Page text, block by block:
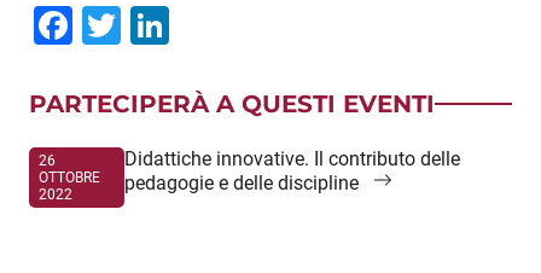
Facebook
Twitter
PARTECIPERÀ A QUESTI EVENTI
26
OTTOBRE
2022
Didattiche innovative. Il contributo delle
pedagogie e delle discipline